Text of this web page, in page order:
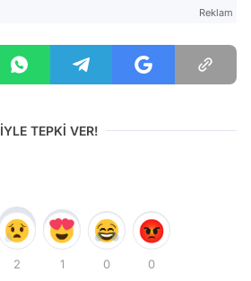
Reklam
TEPKİ VER!
2 1 0 0